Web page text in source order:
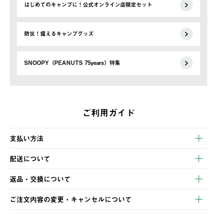
はじめてのキャンプに！公式オンライン店限定セット
防災！備えるキャンプグッズ
SNOOPY（PEANUTS 75years）特集
ご利用ガイド
支払い方法
以下のいずれかの方法でお支払いいただけます。
・クレジットカード決済
・コンビニ決済
・Pay-easy決済
配送について
【発送スケジュール】
ご注文・ご入金完了より2営業日以内に商品を発送いたします。
土日祝の発送はございませんので、木曜日以降のご注文は週明け
の発送となる場合がございます。
返品・交換について
※お客様都合の場合
ご注文内容の変更・キャンセルについて